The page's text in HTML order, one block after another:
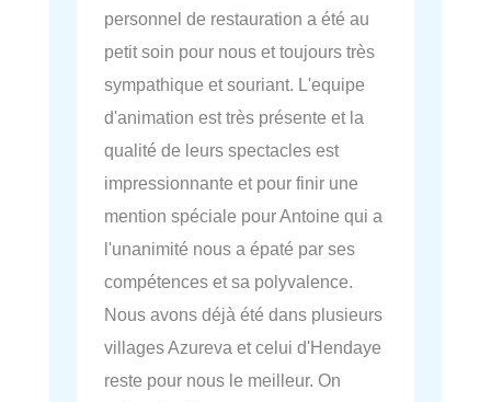
personnel de restauration a été au
petit soin pour nous et toujours très
sympathique et souriant. L'equipe
d'animation est très présente et la
qualité de leurs spectacles est
impressionnante et pour finir une
mention spéciale pour Antoine qui a
l'unanimité nous a épaté par ses
compétences et sa polyvalence.
Nous avons déjà été dans plusieurs
villages Azureva et celui d'Hendaye
reste pour nous le meilleur. On